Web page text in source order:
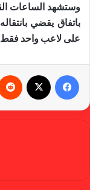
وستشهد الساعات
باتفاق يقضي
على لاعب واحد